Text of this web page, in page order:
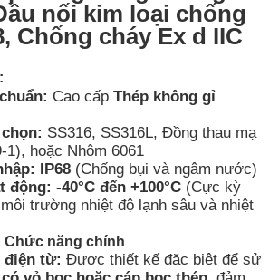
nối kim loại chống
Chống cháy Ex d IIC
Cao cấpThép không gỉ
SS316, SS316L, Đồng thau mạ
1), hoặc Nhôm 6061
IP68 (Chống bụi và ngâm nước)
động: -40°C đến +100°C (Cực kỳ
trường nhiệt độ lạnh sâu và nhiệt
Chức năng chính
điện từ: Được thiết kế đặc biệt để sử